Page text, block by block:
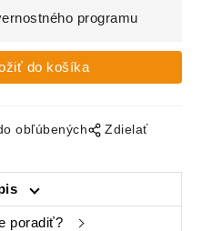
programu
obľúbených Zdielať
poradiť?